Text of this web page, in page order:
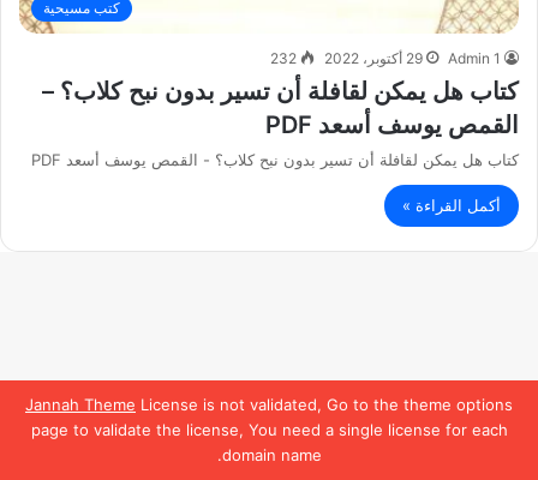
Jannah Theme License is not validated, Go to the theme options
page to validate the license, You need a single license for each
domain name.
كتب مسيحية
Admin 1 29 أكتوبر، 2022 232
كتاب هل يمكن لقافلة أن تسير بدون نبح كلاب؟ –
القمص يوسف أسعد PDF
كتاب هل يمكن لقافلة أن تسير بدون نبح كلاب؟ - القمص يوسف أسعد PDF
أكمل القراءة »